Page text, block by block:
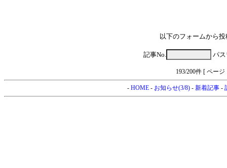
以下のフォームから
記事No. パ
193/200件 [ ペー
- HOME- お知らせ(3/8)- 新着記事-